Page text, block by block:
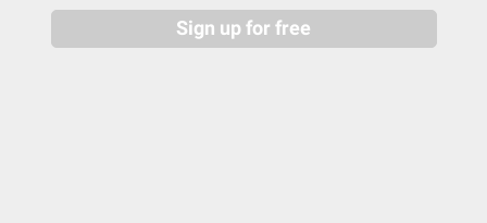
Abdomen sind integrativer Bestandteil der konzeptuellen
Osteopathie. Insofern darf man nur aus didaktische Gründen
Sign up for free